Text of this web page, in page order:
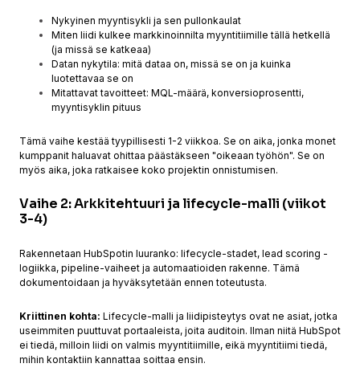
Nykyinen myyntisykli ja sen pullonkaulat
Miten liidi kulkee markkinoinnilta myyntitiimille tällä hetkellä
(ja missä se katkeaa)
Datan nykytila: mitä dataa on, missä se on ja kuinka
luotettavaa se on
Mitattavat tavoitteet: MQL-määrä, konversioprosentti,
myyntisyklin pituus
Tämä vaihe kestää tyypillisesti 1-2 viikkoa. Se on aika, jonka monet
kumppanit haluavat ohittaa päästäkseen "oikeaan työhön". Se on
myös aika, joka ratkaisee koko projektin onnistumisen.
Vaihe 2: Arkkitehtuuri ja lifecycle-malli (viikot
3-4)
Rakennetaan HubSpotin luuranko: lifecycle-stadet, lead scoring -
logiikka, pipeline-vaiheet ja automaatioiden rakenne. Tämä
dokumentoidaan ja hyväksytetään ennen toteutusta.
Kriittinen kohta: Lifecycle-malli ja liidipisteytys ovat ne asiat, jotka
useimmiten puuttuvat portaaleista, joita auditoin. Ilman niitä HubSpot
ei tiedä, milloin liidi on valmis myyntitiimille, eikä myyntitiimi tiedä,
mihin kontaktiin kannattaa soittaa ensin.